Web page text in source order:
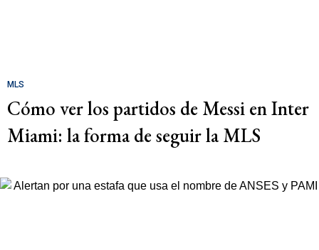
MLS
Cómo ver los partidos de Messi en Inter
Miami: la forma de seguir la MLS